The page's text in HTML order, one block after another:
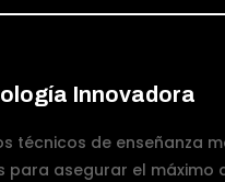
Innovadora
técnicos de enseñanza
para asegurar el máximo